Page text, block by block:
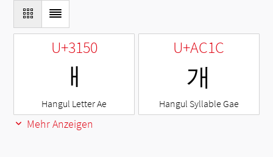
U+3150
ㅐ
Hangul Letter Ae
U+AC1C
개
Hangul Syllable Gae
Mehr Anzeigen